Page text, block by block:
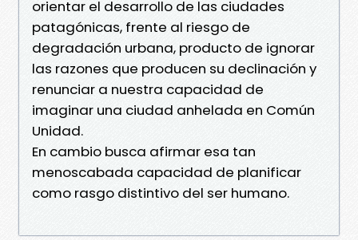
orientar el desarrollo de las ciudades
patagónicas, frente al riesgo de
degradación urbana, producto de ignorar
las razones que producen su declinación y
renunciar a nuestra capacidad de
imaginar una ciudad anhelada en Común
Unidad.
En cambio busca afirmar esa tan
menoscabada capacidad de planificar
como rasgo distintivo del ser humano.